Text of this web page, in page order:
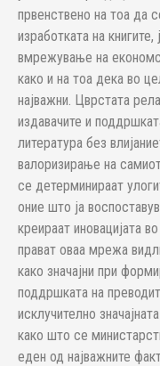
првенствено на тоа да
изработката на
вмрежување на
како и на тоа дека во
најважни. Цврстата
издавачите и
литература без
валоризирање на
се детерминираат
оние што ја
креираат иновацијата
прават оваа мрежа
како значајни при
поддршката на
исклучително
како што се
еден од најважните